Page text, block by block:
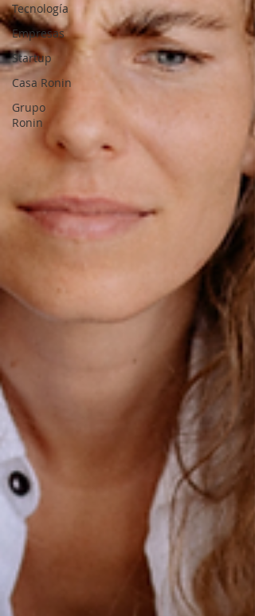
Tecnología
Empresas
Startup
Casa Ronin
Grupo
Ronin